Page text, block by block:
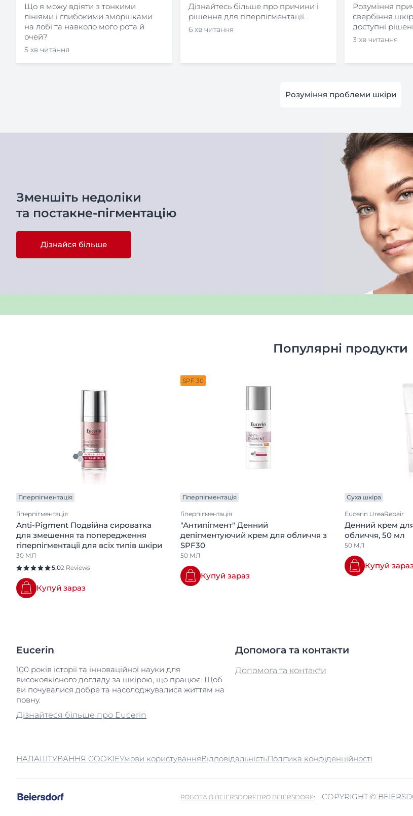
Що я можу вдіяти з тонкими
лініями і глибокими зморшками
на лобі та навколо мого рота й
очей?
5 хв читання
Дізнайтесь більше про причини і
рішення для гіперпігментації.
6 хв читання
Розуміння
свербіння
доступні
3 хв читання
Розуміння проблеми шкіри
Зменшіть недоліки
та постакне-пігментацію
Дізнайся більше
Популярні продукти
Гіперпігментація
Гіперпігментація
Anti-Pigment Подвійна сироватка
для змешення та попередження
гіперпігментації для всіх типів шкіри
30 МЛ
5.02 Reviews
Купуй зараз
SPF 30
Гіперпігментація
Гіперпігментація
"Антипігмент" Денний
депігментуючий крем для обличчя з
SPF30
50 МЛ
Купуй зараз
Суха шкіра
Eucerin UreaRepair
Денний крем
обличчя, 50 мл
50 МЛ
Купуй
Eucerin
100 років історії та інноваційної науки для
високоякісного догляду за шкірою, що працює. Щоб
ви почувалися добре та насолоджувалися життям на
повну.
Дізнайтеся більше про Eucerin
Допомога та контакти
Допомога та контакти
НАЛАШТУВАННЯ COOKIEУмови користуванняВідповідальністьПолітика конфіденційності
РОБОТА В BEIERSDORFПРО BEIERSDORF COPYRIGHT ©